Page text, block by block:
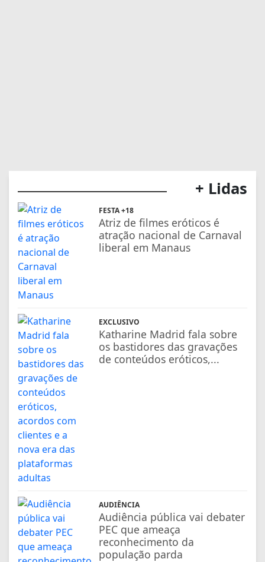
+ Lidas
FESTA +18
Atriz de filmes eróticos é
atração nacional de Carnaval
liberal em Manaus
EXCLUSIVO
Katharine Madrid fala sobre
os bastidores das gravações
de conteúdos eróticos,...
AUDIÊNCIA
Audiência pública vai debater
PEC que ameaça
reconhecimento da
população parda